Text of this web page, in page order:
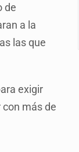
de
a la
las que
exigir
más de